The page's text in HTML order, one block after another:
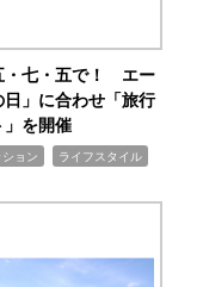
・七・五で！ エー
日」に合わせ「旅行
」を開催
ョン ライフスタイル